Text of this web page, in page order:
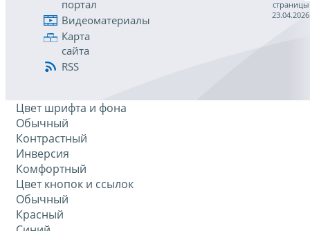
портал
Видеоматериалы
Карта
сайта
RSS
страницы
23.04.2026
Цвет шрифта и фона
Обычный
Контрастный
Инверсия
Комфортный
Цвет кнопок и ссылок
Обычный
Красный